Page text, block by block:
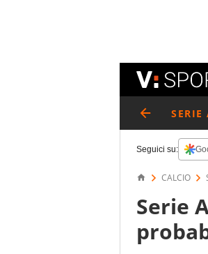
SERIE
Seguici su:
CALCIO
Serie